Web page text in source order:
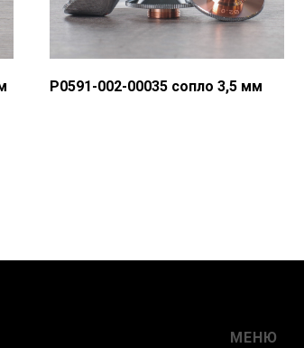
P0591-002-00035 сопло 3,5 мм
МЕНЮ